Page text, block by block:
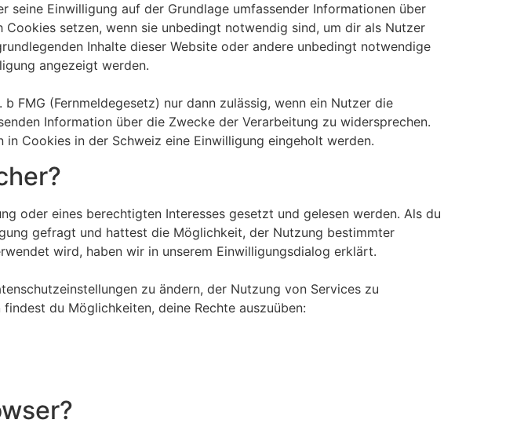
seine Einwilligung auf der Grundlage umfassender Informationen über
setzen, wenn sie unbedingt notwendig sind, um dir als Nutzer
Inhalte dieser Website oder andere unbedingt notwendige
angezeigt werden.
FMG (Fernmeldegesetz) nur dann zulässig, wenn ein Nutzer die
Information über die Zwecke der Verarbeitung zu widersprechen.
Cookies in der Schweiz eine Einwilligung eingeholt werden.
oder eines berechtigten Interesses gesetzt und gelesen werden. Als du
gefragt und hattest die Möglichkeit, der Nutzung bestimmter
wird, haben wir in unserem Einwilligungsdialog erklärt.
zu ändern, der Nutzung von Services zu
du Möglichkeiten, deine Rechte auszuüben: